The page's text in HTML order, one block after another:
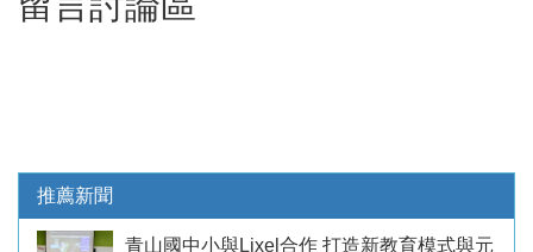
推薦新聞
青山國中小與Lixel合作 打造新教育模式與元